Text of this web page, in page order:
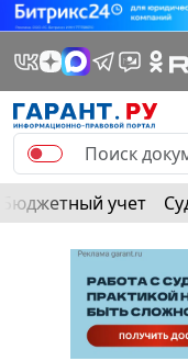
Бюджетный учет